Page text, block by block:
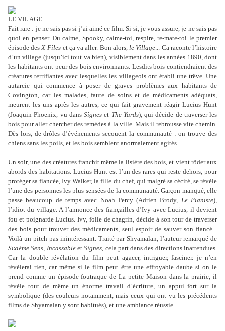
LE VIL AGE
Fait rare : je ne sais pas si j’ai aimé ce film. Si si, je vous assure, je ne sais pas
quoi en penser. Du calme, Spooky, calme-toi, respire, re-mate-toi le premier
épisode desX-Files et ça va aller. Bon alors,le Village... Ca raconte l’histoire
d’un village (jusqu’ici tout va bien), visiblement dans les années 1890, dont
les habitants ont peur des bois environnants. Lesdits bois contiendraient des
créatures terrifiantes avec lesquelles les villageois ont établi une trêve. Une
autarcie qui commence à poser de graves problèmes aux habitants de
Covington, car les malades, faute de soins et de médicaments adéquats,
meurent les uns après les autres, ce qui fait gravement réagir Lucius Hunt
(Joaquin Phoenix, vu dans Signes et The Yards), qui décide de traverser les
bois pour aller chercher des remèdes à la ville. Mais il rebrousse vite chemin.
Dès lors, de drôles d’événements secouent la communauté : on trouve des
chiens sans les poils, et les bois semblent anormalement agités...
Un soir, une des créatures franchit même la lisière des bois, et vient rôder aux
abords des habitations. Lucius Hunt est l’un des rares qui reste dehors, pour
protéger sa fiancée, Ivy Walker, la fille du chef, qui malgré sa cécité, se révèle
l’une des personnes les plus sensées de la communauté. Garçon manqué, elle
passe beaucoup de temps avec Noah Percy (Adrien Brody, Le Pianiste),
l’idiot du village. A l’annonce des fiançailles d’Ivy avec Lucius, il devient
fou et poignarde Lucius. Ivy, folle de chagrin, décide à son tour de traverser
des bois pour trouver des médicaments, seul espoir de sauver son fiancé...
Voilà un pitch pas inintéressant. Traité par Shyamalan, l’auteur remarqué de
Sixième Sens, IncassableetSignes, cela part dans des directions inattendues.
Car la double révélation du film peut agacer, intriguer, fasciner. je n’en
révèlerai rien, car même si le film peut être une effroyable daube si on le
prend comme un épisode foutraque de La petite Maison dans la prairie, il
révèle tout de même un énorme travail d’écriture, un appui fort sur la
symbolique (des couleurs notamment, mais ceux qui ont vu les précédents
films de Shyamalan y sont habitués), et une ambiance réussie.